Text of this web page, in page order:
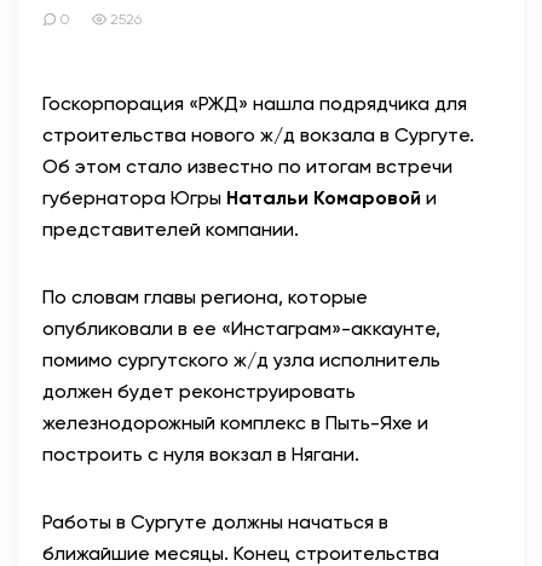
АНТИТЕРРОР
ОФИЦИАЛЬНО
82,17 94,84
0 2526
Госкорпорация «РЖД» нашла подрядчика для
строительства нового ж/д вокзала в Сургуте.
Об этом стало известно по итогам встречи
губернатора Югры Натальи Комаровой и
представителей компании.
По словам главы региона, которые
опубликовали в ее «Инстаграм»-аккаунте,
помимо сургутского ж/д узла исполнитель
должен будет реконструировать
железнодорожный комплекс в Пыть-Яхе и
построить с нуля вокзал в Нягани.
Работы в Сургуте должны начаться в
ближайшие месяцы. Конец строительства